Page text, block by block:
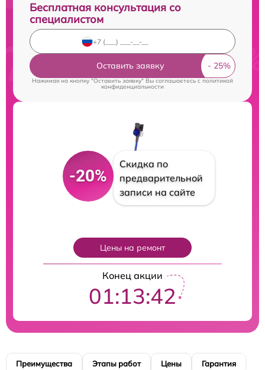
Бесплатная консультация со
специалистом
Оставить заявку
Нажимая на кнопку "Оставить заявку" Вы соглашаетесь cполитикой
конфиденциальности
-20%
Скидка по
предварительной
записи на сайте
Цены на ремонт
Конец акции
01:13:41
Преимущества Этапы работ Цены Гарантия